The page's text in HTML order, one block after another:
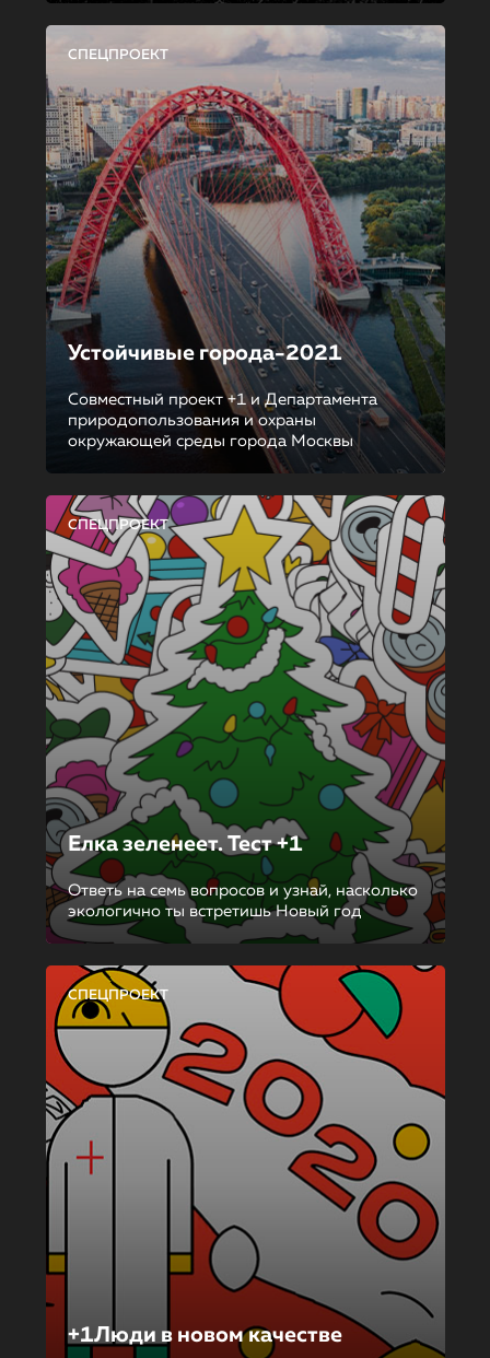
СПЕЦПРОЕКТ
Устойчивые города-2021
Совместный проект +1 и Департамента
природопользования и охраны
окружающей среды города Москвы
СПЕЦПРОЕКТ
Елка зеленеет. Тест +1
Ответь на семь вопросов и узнай, насколько
экологично ты встретишь Новый год
СПЕЦПРОЕКТ
+1Люди в новом качестве